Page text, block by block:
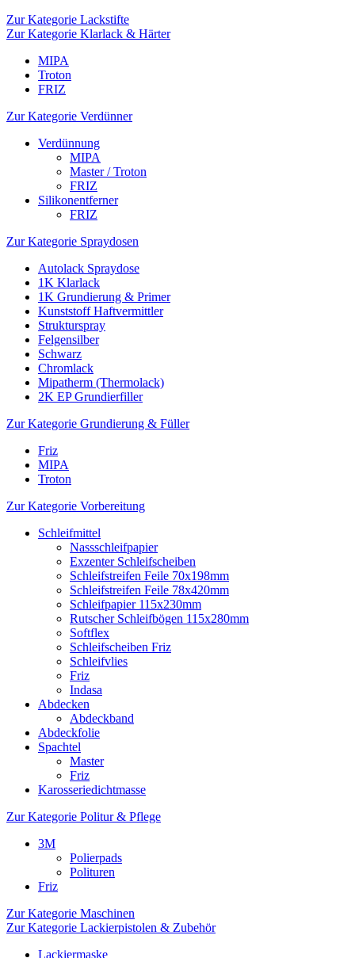
Zur Kategorie Lackstifte
Zur Kategorie Klarlack & Härter
MIPA
Troton
FRIZ
Zur Kategorie Verdünner
Verdünnung
MIPA
Master / Troton
FRIZ
Silikonentferner
FRIZ
Zur Kategorie Spraydosen
Autolack Spraydose
1K Klarlack
1K Grundierung & Primer
Kunststoff Haftvermittler
Strukturspray
Felgensilber
Schwarz
Chromlack
Mipatherm (Thermolack)
2K EP Grundierfiller
Zur Kategorie Grundierung & Füller
Friz
MIPA
Troton
Zur Kategorie Vorbereitung
Schleifmittel
Nassschleifpapier
Exzenter Schleifscheiben
Schleifstreifen Feile 70x198mm
Schleifstreifen Feile 78x420mm
Schleifpapier 115x230mm
Rutscher Schleifbögen 115x280mm
Softflex
Schleifscheiben Friz
Schleifvlies
Friz
Indasa
Abdecken
Abdeckband
Abdeckfolie
Spachtel
Master
Friz
Karosseriedichtmasse
Zur Kategorie Politur & Pflege
3M
Polierpads
Polituren
Friz
Zur Kategorie Maschinen
Zur Kategorie Lackierpistolen & Zubehör
Lackiermaske